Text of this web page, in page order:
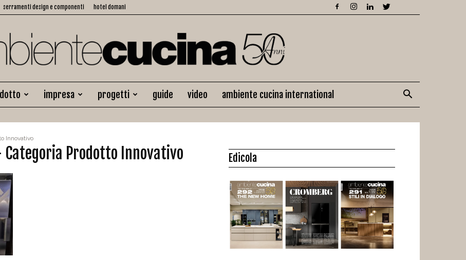
serramenti design e componenti hotel domani
Ambiente
impresa progetti guide video ambiente cucina international
Innovativo
Categoria Prodotto Innovativo Edicola